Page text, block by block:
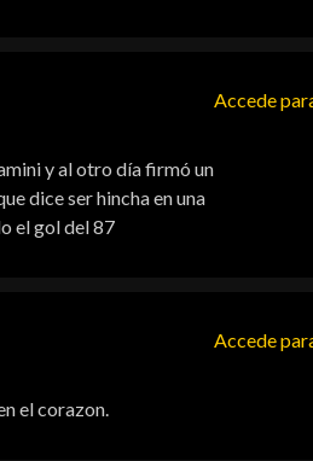
y al otro día firmó un
dice ser hincha en una
el gol del 87
Accede
el corazon.
Accede